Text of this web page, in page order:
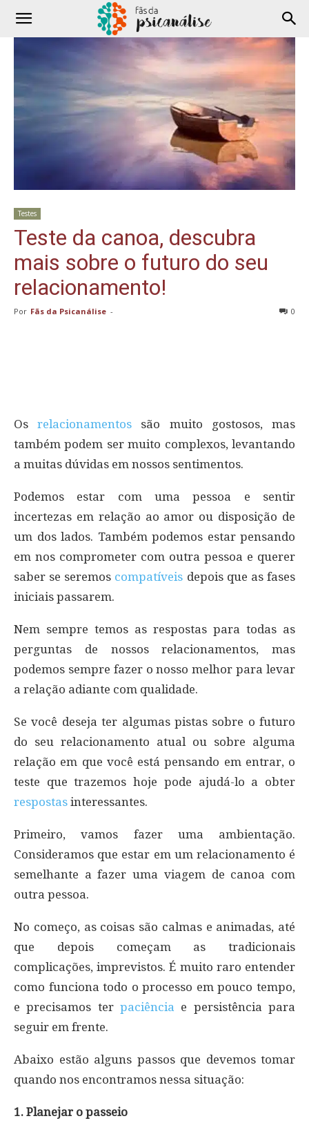
Testes
Teste da canoa, descubra
mais sobre o futuro do seu
relacionamento!
Por Fãs da Psicanálise - 0
Osrelacionamentos são muito gostosos, mas
também podem ser muito complexos, levantando
a muitas dúvidas em nossos sentimentos.
Podemos estar com uma pessoa e sentir
incertezas em relação ao amor ou disposição de
um dos lados. Também podemos estar pensando
em nos comprometer com outra pessoa e querer
saber se seremos compatíveis depois que as fases
iniciais passarem.
Nem sempre temos as respostas para todas as
perguntas de nossos relacionamentos, mas
podemos sempre fazer o nosso melhor para levar
a relação adiante com qualidade.
Se você deseja ter algumas pistas sobre o futuro
do seu relacionamento atual ou sobre alguma
relação em que você está pensando em entrar, o
teste que trazemos hoje pode ajudá-lo a obter
respostas interessantes.
Primeiro, vamos fazer uma ambientação.
Consideramos que estar em um relacionamento é
semelhante a fazer uma viagem de canoa com
outra pessoa.
No começo, as coisas são calmas e animadas, até
que depois começam as tradicionais
complicações, imprevistos. É muito raro entender
como funciona todo o processo em pouco tempo,
e precisamos ter paciência e persistência para
seguir em frente.
Abaixo estão alguns passos que devemos tomar
quando nos encontramos nessa situação:
1. Planejar o passeio